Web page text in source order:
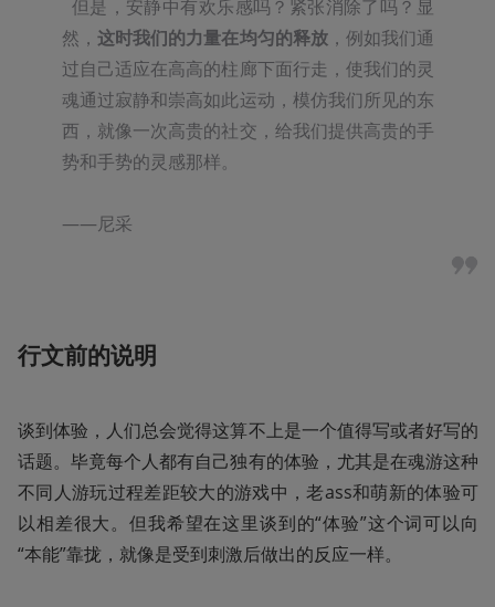
然，这时我们的力量在均匀的释放，例如我们通
过自己适应在高高的柱廊下面行走，使我们的灵
魂通过寂静和崇高如此运动，模仿我们所见的东
西，就像一次高贵的社交，给我们提供高贵的手
势和手势的灵感那样。
——尼采
行文前的说明
谈到体验，人们总会觉得这算不上是一个值得写或者好写的
话题。毕竟每个人都有自己独有的体验，尤其是在魂游这种
不同人游玩过程差距较大的游戏中，老ass和萌新的体验可
以相差很大。但我希望在这里谈到的“体验”这个词可以向
“本能”靠拢，就像是受到刺激后做出的反应一样。